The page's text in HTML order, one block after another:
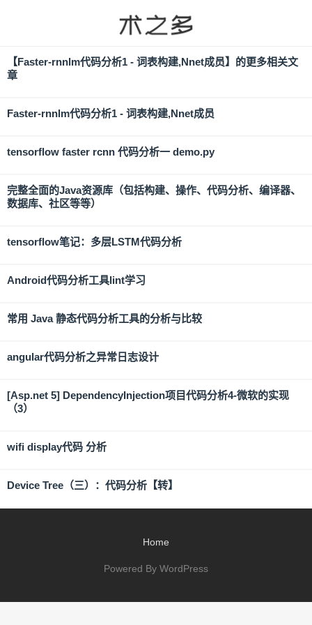
【Faster-rnnlm代码分析1 - 词表构建,Nnet成员】的更多相关文
章
Faster-rnnlm代码分析1 - 词表构建,Nnet成员
tensorflow faster rcnn 代码分析一 demo.py
完整全面的Java资源库（包括构建、操作、代码分析、编译器、
数据库、社区等等）
tensorflow笔记：多层LSTM代码分析
Android代码分析工具lint学习
常用 Java 静态代码分析工具的分析与比较
angular代码分析之异常日志设计
[Asp.net 5] DependencyInjection项目代码分析4-微软的实现
（3）
wifi display代码 分析
Device Tree（三）：代码分析【转】
Home
Powered By WordPress